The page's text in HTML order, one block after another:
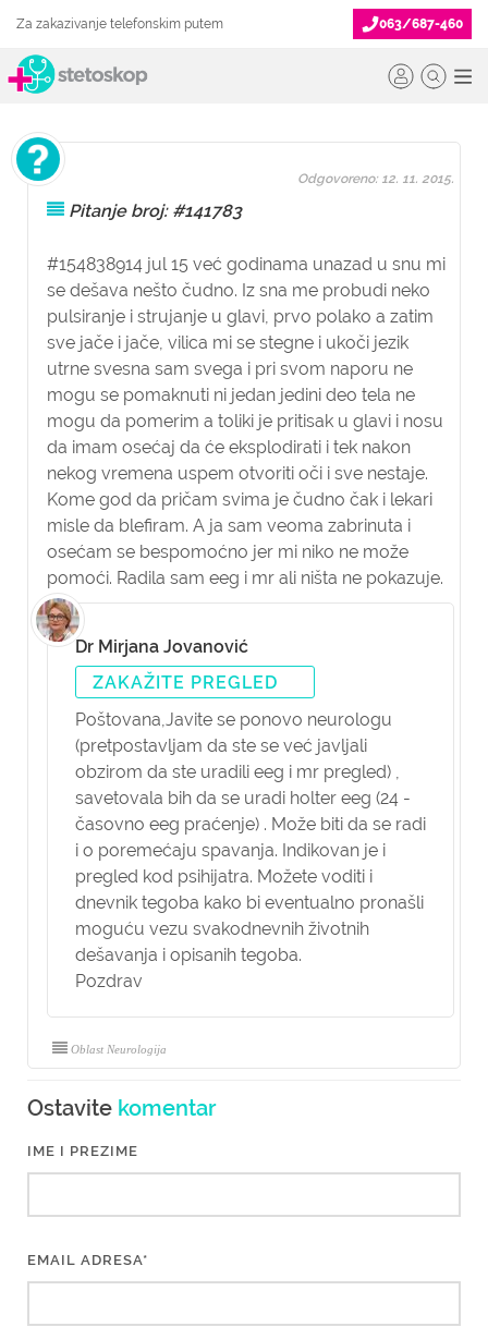
Za zakazivanje telefonskim putem 063/687-460
Pitanje broj: #141783
#154838914 jul 15 već godinama unazad u snu mi
se dešava nešto čudno. Iz sna me probudi neko
pulsiranje i strujanje u glavi, prvo polako a zatim
sve jače i jače, vilica mi se stegne i ukoči jezik
utrne svesna sam svega i pri svom naporu ne
mogu se pomaknuti ni jedan jedini deo tela ne
mogu da pomerim a toliki je pritisak u glavi i nosu
da imam osećaj da će eksplodirati i tek nakon
nekog vremena uspem otvoriti oči i sve nestaje.
Kome god da pričam svima je čudno čak i lekari
misle da blefiram. A ja sam veoma zabrinuta i
osećam se bespomoćno jer mi niko ne može
pomoći. Radila sam eeg i mr ali ništa ne pokazuje.
Odgovoreno: 12. 11. 2015.
Dr Mirjana Jovanović
ZAKAŽITE PREGLED
Poštovana,Javite se ponovo neurologu
(pretpostavljam da ste se već javljali
obzirom da ste uradili eeg i mr pregled) ,
savetovala bih da se uradi holter eeg (24 -
časovno eeg praćenje) . Može biti da se radi
i o poremećaju spavanja. Indikovan je i
pregled kod psihijatra. Možete voditi i
dnevnik tegoba kako bi eventualno pronašli
moguću vezu svakodnevnih životnih
dešavanja i opisanih tegoba.
Pozdrav
Oblast Neurologija
Ostavite komentar
IME I PREZIME
EMAIL ADRESA*